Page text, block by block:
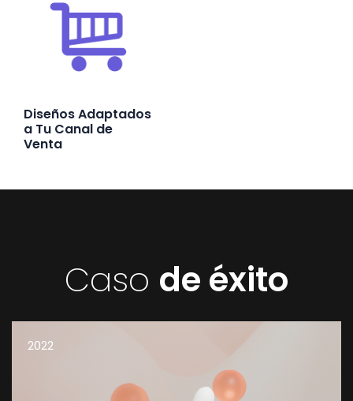
Diseños Adaptados
a Tu Canal de
Venta
Caso de éxito
2022